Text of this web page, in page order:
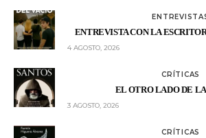
ENTREVISTA CON LA
4 AGOSTO, 2026
CRÍTICAS
EL OTRO LADO DE
3 AGOSTO, 2026
CRÍTICAS